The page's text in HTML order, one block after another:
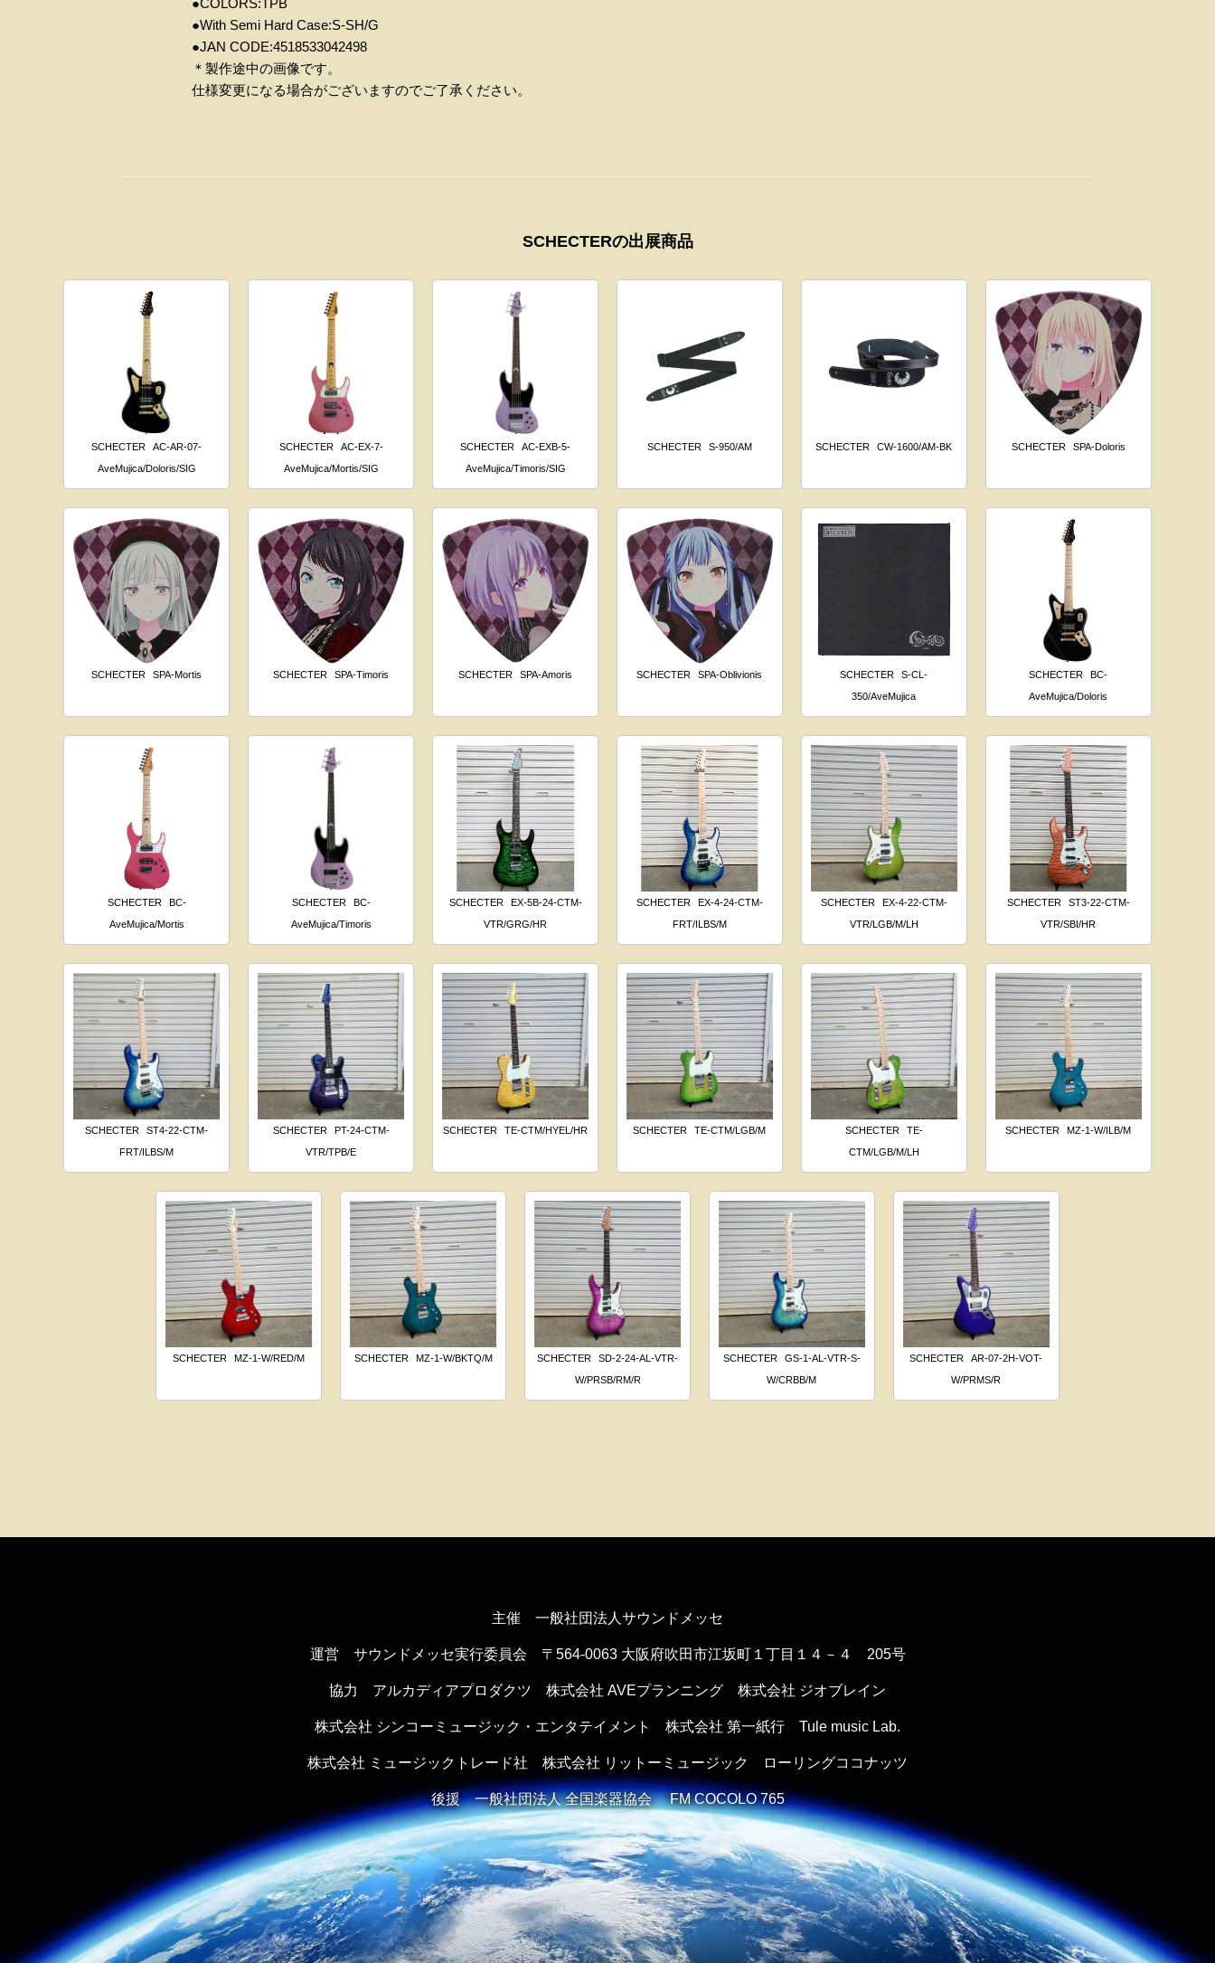
●With Semi Hard Case:S-SH/G
●JAN CODE:4518533042498
＊製作途中の画像です。
仕様変更になる場合がございますのでご了承ください。
SCHECTERの出展商品
SCHECTER
AC-AR-07-
AveMujica/Doloris/SIG
SCHECTER
AC-EX-7-
AveMujica/Mortis/SIG
SCHECTER
AC-EXB-5-
AveMujica/Timoris/SIG
SCHECTER S-950/AM SCHECTER CW-1600/AM-BK SCHECTER SPA-Doloris
SCHECTER SPA-Mortis SCHECTER SPA-Timoris SCHECTER SPA-Amoris SCHECTER SPA-Oblivionis SCHECTER
S-CL-
350/AveMujica
SCHECTER
BC-
AveMujica/Doloris
SCHECTER
BC-
AveMujica/Mortis
SCHECTER
BC-
AveMujica/Timoris
SCHECTER
EX-5B-24-CTM-
VTR/GRG/HR
SCHECTER
EX-4-24-CTM-
FRT/ILBS/M
SCHECTER
EX-4-22-CTM-
VTR/LGB/M/LH
SCHECTER
ST3-22-CTM-
VTR/SBI/HR
SCHECTER
ST4-22-CTM-
FRT/ILBS/M
SCHECTER
PT-24-CTM-
VTR/TPB/E
SCHECTER TE-CTM/HYEL/HR SCHECTER TE-CTM/LGB/M SCHECTER
TE-
CTM/LGB/M/LH
SCHECTER MZ-1-W/ILB/M
SCHECTER MZ-1-W/RED/M SCHECTER MZ-1-W/BKTQ/M SCHECTER
SD-2-24-AL-VTR-
W/PRSB/RM/R
SCHECTER
GS-1-AL-VTR-S-
W/CRBB/M
SCHECTER
AR-07-2H-VOT-
W/PRMS/R
主催 一般社団法人サウンドメッセ
運営 サウンドメッセ実行委員会 〒564-0063 大阪府吹田市江坂町１丁目１４－４ 205号
協力 アルカディアプロダクツ 株式会社 AVEプランニング 株式会社 ジオブレイン
株式会社 シンコーミュージック・エンタテイメント 株式会社 第一紙行 Tule music Lab.
株式会社 ミュージックトレード社 株式会社 リットーミュージック ローリングココナッツ
後援一般社団法人 全国楽器協会 FM COCOLO 765